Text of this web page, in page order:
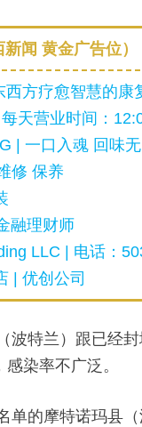
闻 黄金广告位）
西方疗愈智慧的
天营业时间：
| 一口入魂 回味
修 保养
融理财师
LLC | 电话：
| 优创公司
波特兰）跟已经
染率不广泛。
单的摩特诺玛县